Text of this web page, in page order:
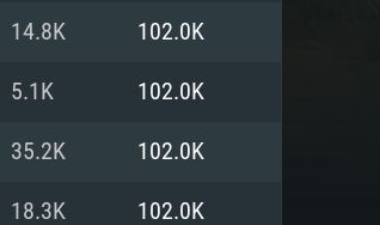
14.8K 102.0K
5.1K 102.0K
35.2K 102.0K
18.3K 102.0K